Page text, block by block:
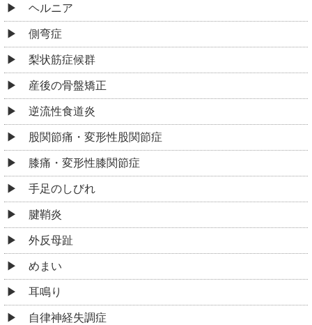
ヘルニア
側弯症
梨状筋症候群
産後の骨盤矯正
逆流性食道炎
股関節痛・変形性股関節症
膝痛・変形性膝関節症
手足のしびれ
腱鞘炎
外反母趾
めまい
耳鳴り
自律神経失調症